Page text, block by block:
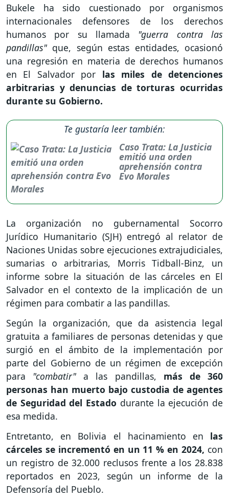
Bukele ha sido cuestionado por organismos
internacionales defensores de los derechos
humanos por su llamada "guerra contra las
pandillas" que, según estas entidades, ocasionó
una regresión en materia de derechos humanos
en El Salvador por las miles de detenciones
arbitrarias y denuncias de torturas ocurridas
durante su Gobierno.
Te gustaría leer también:
Caso Trata: La Justicia
emitió una orden
aprehensión contra
Evo Morales
La organización no gubernamental Socorro
Jurídico Humanitario (SJH) entregó al relator de
Naciones Unidas sobre ejecuciones extrajudiciales,
sumarias o arbitrarias, Morris Tidball-Binz, un
informe sobre la situación de las cárceles en El
Salvador en el contexto de la implicación de un
régimen para combatir a las pandillas.
Según la organización, que da asistencia legal
gratuita a familiares de personas detenidas y que
surgió en el ámbito de la implementación por
parte del Gobierno de un régimen de excepción
para "combatir"a las pandillas, más de 360
personas han muerto bajo custodia de agentes
de Seguridad del Estado durante la ejecución de
esa medida.
Entretanto, en Bolivia el hacinamiento en las
cárceles se incrementó en un 11 % en 2024, con
un registro de 32.000 reclusos frente a los 28.838
reportados en 2023, según un informe de la
Defensoría del Pueblo.